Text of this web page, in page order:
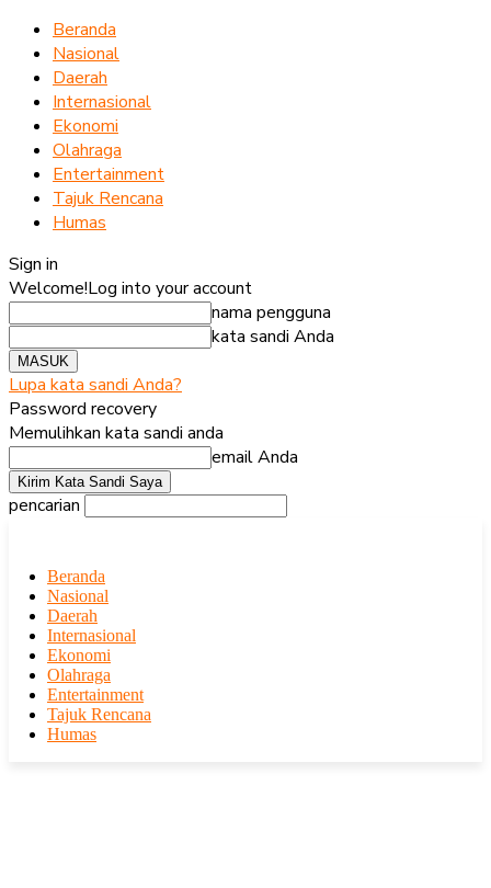
Beranda
Nasional
Daerah
Internasional
Ekonomi
Olahraga
Entertainment
Tajuk Rencana
Humas
Sign in
Welcome!Log into your account
nama pengguna
kata sandi Anda
Lupa kata sandi Anda?
Password recovery
Memulihkan kata sandi anda
email Anda
pencarian
Beranda
Nasional
Daerah
Internasional
Ekonomi
Olahraga
Entertainment
Tajuk Rencana
Humas